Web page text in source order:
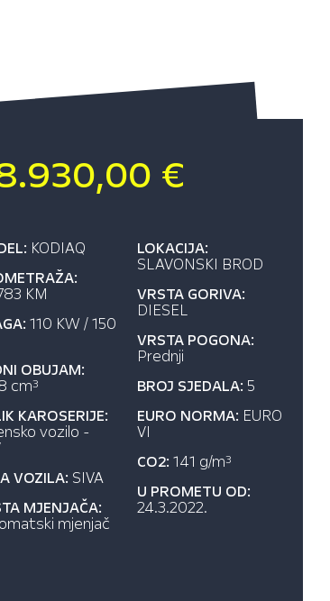
€
KODIAQ
KM
110 KW / 150
OBUJAM:
cm3
KAROSERIJE:
vozilo -
VOZILA: SIVA
MJENJAČA:
mjenjač
LOKACIJA:
SLAVONSKI BROD
VRSTA GORIVA:
DIESEL
VRSTA POGONA:
Prednji
BROJ SJEDALA: 5
EURO NORMA: EURO
VI
CO2:
141 g/m3
U PROMETU OD:
24.3.2022.